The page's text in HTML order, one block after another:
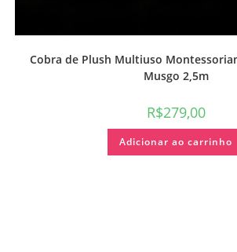
Cobra de Plush Multiuso
Musgo 2,5m
R$279,00
Adicionar ao carrinho